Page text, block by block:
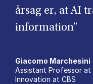
årsag er, at AI
information”
Giacomo Marchesini
Assistant Professor
Innovation at CBS